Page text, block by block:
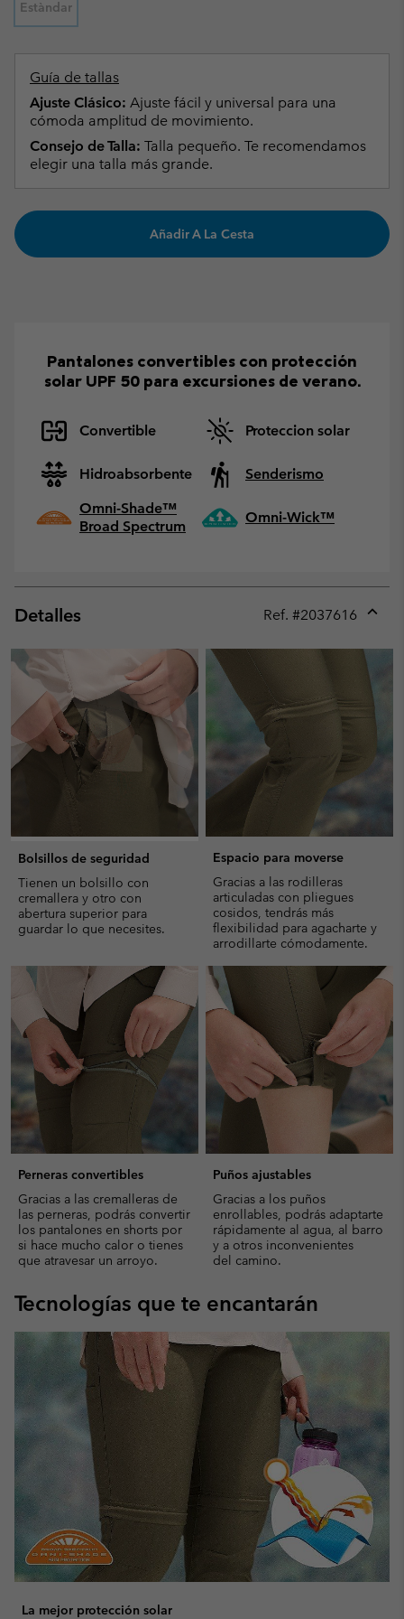
Estàndar
Guía de tallas
Ajuste Clásico: Ajuste fácil y universal para una
cómoda amplitud de movimiento.
Consejo de Talla: Talla pequeño. Te recomendamos
elegir una talla más grande.
Añadir A La Cesta
Pantalones convertibles con protección
solar UPF 50 para excursiones de verano.
Convertible Proteccion solar
Hidroabsorbente
Senderismo
Omni-Shade™
Broad Spectrum
Omni-Wick™
Detalles Ref. #2037616
or
Bolsillos de seguridad
Tienen un bolsillo con
cremallera y otro con
abertura superior para
guardar lo que necesites.
Espacio para moverse
Gracias a las rodilleras
articuladas con pliegues
cosidos, tendrás más
flexibilidad para agacharte y
arrodillarte cómodamente.
Perneras convertibles
Gracias a las cremalleras de
las perneras, podrás convertir
los pantalones en shorts por
si hace mucho calor o tienes
que atravesar un arroyo.
Puños ajustables
Gracias a los puños
enrollables, podrás adaptarte
rápidamente al agua, al barro
y a otros inconvenientes
del camino.
Tecnologías que te encantarán
La mejor protección solar